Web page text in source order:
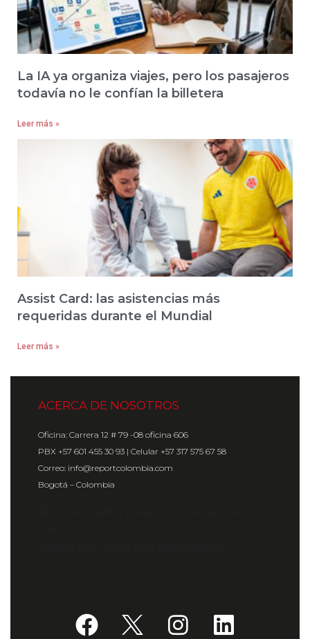
La IA ya organiza viajes, pero los pasajeros
todavía no le confían la billetera
Leer más »
Assist Card: las asistencias más
requeridas durante el Mundial
Leer más »
ACERCA DE NOSOTROS
Oficina: Carrera 12 # 79 -08 oficina 606
PBX +57 601 455 30 93 | Celular +57 317 575 67 58
Correo: info@reportcolombia.com
Bogotá – Colombia